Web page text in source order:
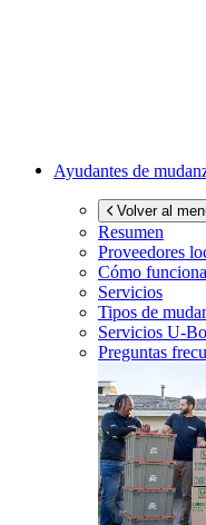
Ayudantes de
Volver al
Resumen
Proveedores
Cómo funciona
Servicios
Tipos de
Servicios U-
Preguntas